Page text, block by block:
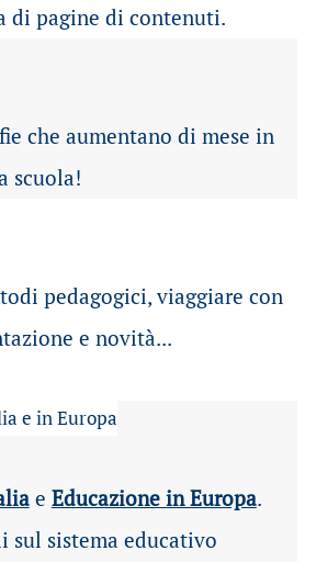
di pagine di contenuti.
che aumentano di mese in
scuola!
pedagogici, viaggiare con
e novità...
e Educazione in Europa.
sistema educativo